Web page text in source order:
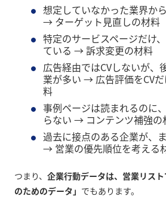
想定していなかった業界か
→ ターゲット見直しの材料
特定のサービスページだけ
ている → 訴求変更の材料
広告経由ではCVしないが、
業が多い → 広告評価をCV
料
事例ページは読まれるのに
らない → コンテンツ補強の
過去に接点のある企業が、
→ 営業の優先順位を考える
つまり、 企業行動データは、営業リス
のためのデータ」 でもあります。